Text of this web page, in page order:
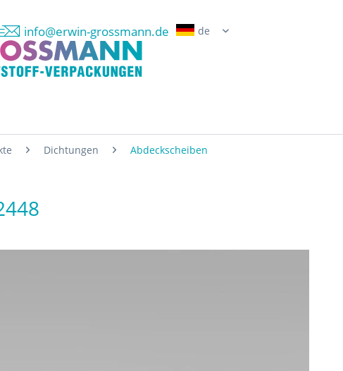
info@erwin-grossmann.de
Dichtungen Abdeckscheiben